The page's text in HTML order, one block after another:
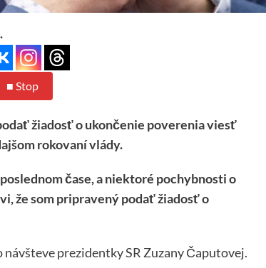
■ Stop
žiadosť o ukončenie poverenia viesť
rokovaní vlády.
čase, a niektoré pochybnosti o
že som pripravený podať žiadosť o
prezidentky SR Zuzany Čaputovej.